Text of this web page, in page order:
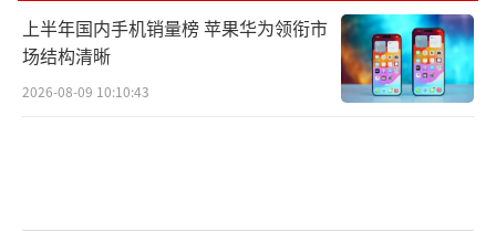
上半年国内手机销量榜 苹果华为领衔市
场结构清晰
2026-08-09 10:10:43